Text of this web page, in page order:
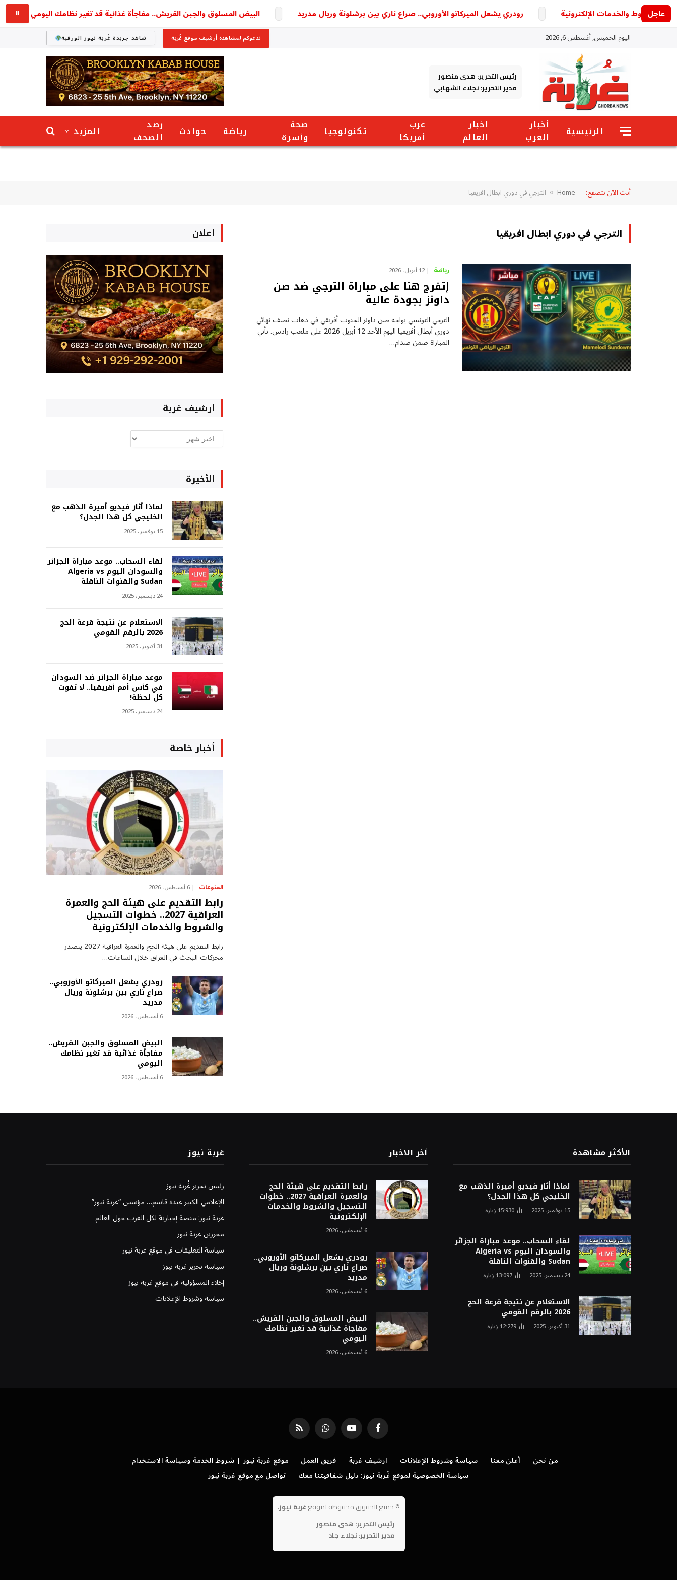
عاجل رودري يشعل الميركاتو الأوروبي.. صراع ناري بين برشلونة وريال مدريد البيض المسلوق والجبن القريش.. مفاجأة غذائية قد تغير نظامك اليومي ⏸
اليوم الخميس, أغسطس 6, 2026 ندعوكم لمشاهدة أرشيف موقع غُربة شاهد جريدة غُربة نيوز الورقية
رئيس التحرير: هدى منصور
مدير التحرير: نجلاء الشهابي
الرئيسية
أخبار
العرب
اخبار
العالم
عرب
أمريكا
تكنولوجيا
صحة
وأسرة
رياضة حوادث
رصد
الصحف
المزيد
أنت الآن تتصفح: Home
» الترجي في دوري ابطال افريقيا
الترجي في دوري ابطال افريقيا
رياضة 12 أبريل، 2026
إتفرج هنا على مباراة الترجي ضد صن
داونز بجودة عالية
الترجي التونسي يواجه صن داونز الجنوب أفريقي في ذهاب نصف نهائي
دوري أبطال أفريقيا اليوم الأحد 12 أبريل 2026 على ملعب رادس. تأتي
المباراة ضمن صدام…
اعلان
ارشيف غربة
ارشيف
غربة
الأخيرة
لماذا أثار فيديو أميرة الذهب مع
الخليجي كل هذا الجدل؟
15 نوفمبر، 2025
لقاء السحاب.. موعد مباراة الجزائر
والسودان اليوم Algeria vs
Sudan والقنوات الناقلة
24 ديسمبر، 2025
الاستعلام عن نتيجة قرعة الحج
2026 بالرقم القومي
31 أكتوبر، 2025
موعد مباراة الجزائر ضد السودان
في كأس أمم أفريقيا.. لا تفوت
كل لحظة!
24 ديسمبر، 2025
أخبار خاصة
المنوعات 6 أغسطس، 2026
رابط التقديم على هيئة الحج والعمرة
العراقية 2027.. خطوات التسجيل
والشروط والخدمات الإلكترونية
رابط التقديم على هيئة الحج والعمرة العراقية 2027 يتصدر
محركات البحث في العراق خلال الساعات…
رودري يشعل الميركاتو الأوروبي..
صراع ناري بين برشلونة وريال
مدريد
6 أغسطس، 2026
البيض المسلوق والجبن القريش..
مفاجأة غذائية قد تغير نظامك
اليومي
6 أغسطس، 2026
الأكثر مشاهدة
لماذا أثار فيديو أميرة الذهب مع
الخليجي كل هذا الجدل؟
15 نوفمبر، 2025 15٬930 زيارة
لقاء السحاب.. موعد مباراة الجزائر
والسودان اليوم Algeria vs
Sudan والقنوات الناقلة
24 ديسمبر، 2025 13٬097 زيارة
الاستعلام عن نتيجة قرعة الحج
2026 بالرقم القومي
31 أكتوبر، 2025 12٬279 زيارة
أخر الاخبار
رابط التقديم على هيئة الحج
والعمرة العراقية 2027.. خطوات
التسجيل والشروط والخدمات
الإلكترونية
6 أغسطس، 2026
رودري يشعل الميركاتو الأوروبي..
صراع ناري بين برشلونة وريال
مدريد
6 أغسطس، 2026
البيض المسلوق والجبن القريش..
مفاجأة غذائية قد تغير نظامك
اليومي
6 أغسطس، 2026
غربة نيوز
رئيس تحرير غُربة نيوز
الإعلامي الكبير عبدة قاسم… مؤسس “غربة نيوز”
غربة نيوز: منصة إخبارية لكل العرب حول العالم
محررين غربة نيوز
سياسة التعليقات في موقع غربة نيوز
سياسة تحرير غربة نيوز
إخلاء المسؤولية في موقع غربة نيوز
سياسة وشروط الإعلانات
فيسبوك يوتيوب واتساب RSS
من نحن أعلن معنا سياسة وشروط الإعلانات ارشيف غربة فريق العمل
موقع غربة نيوز | شروط الخدمة وسياسة الاستخدام
سياسة الخصوصية لموقع غُربة نيوز: دليل شفافيتنا معك
تواصل مع موقع غربة نيوز
© جميع الحقوق محفوظة لموقع غربة نيوز.
رئيس التحرير: هدى منصور
مدير التحرير: نجلاء جاد